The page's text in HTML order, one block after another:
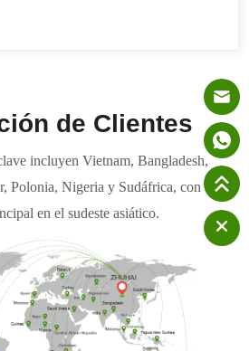
de Clientes
incluyen Vietnam, Bangladesh,
Polonia, Nigeria y Sudáfrica, con un
en el sudeste asiático.